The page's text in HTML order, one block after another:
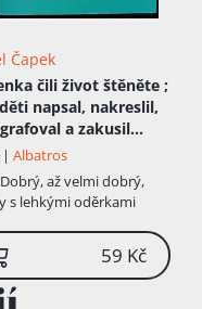
Čapek
čili život štěněte ;
napsal, nakreslil,
a zakusil
Čapek
| Albatros
Dobrý, až velmi dobrý,
s lehkými oděrkami
59 Kč